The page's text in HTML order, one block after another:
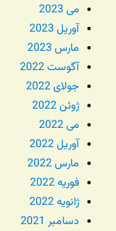
می 2023
آوریل 2023
مارس 2023
آگوست 2022
جولای 2022
ژوئن 2022
می 2022
آوریل 2022
مارس 2022
فوریه 2022
ژانویه 2022
دسامبر 2021